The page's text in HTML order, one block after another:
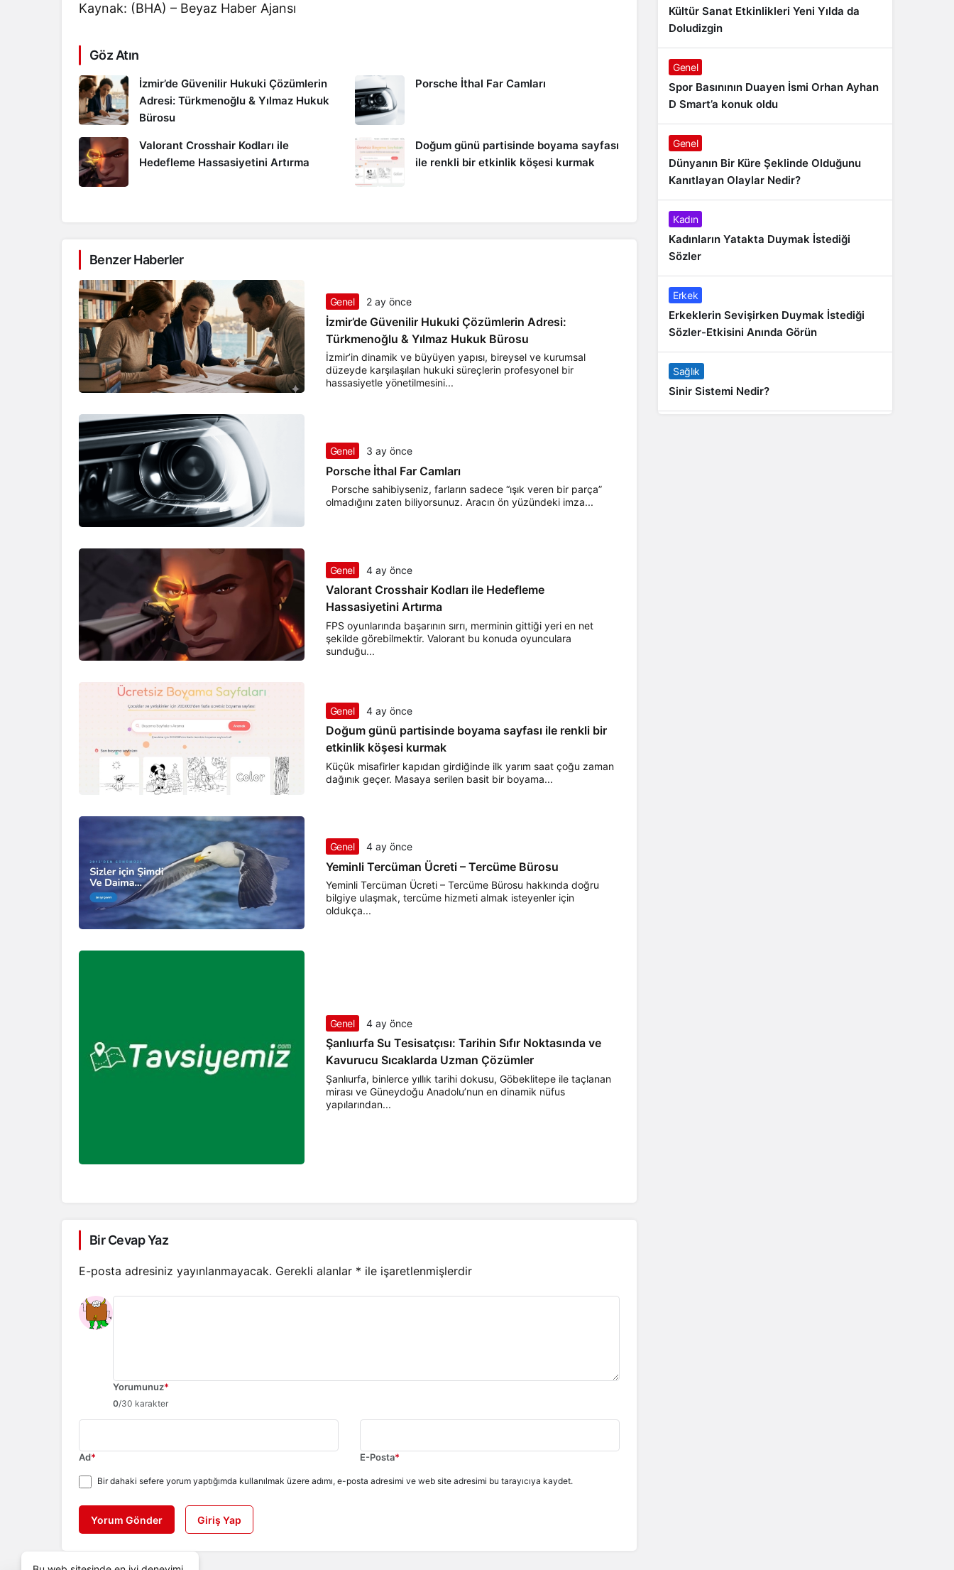
Kaynak: (BHA) – Beyaz Haber Ajansı
Göz Atın
İzmir’de Güvenilir Hukuki Çözümlerin
Adresi: Türkmenoğlu & Yılmaz Hukuk
Bürosu
Porsche İthal Far Camları
Valorant Crosshair Kodları ile
Hedefleme Hassasiyetini Artırma
Doğum günü partisinde boyama sayfası
ile renkli bir etkinlik köşesi kurmak
Benzer Haberler
Genel 2 ay önce
İzmir’de Güvenilir Hukuki Çözümlerin Adresi:
Türkmenoğlu & Yılmaz Hukuk Bürosu
İzmir’in dinamik ve büyüyen yapısı, bireysel ve kurumsal
düzeyde karşılaşılan hukuki süreçlerin profesyonel bir
hassasiyetle yönetilmesini...
Genel 3 ay önce
Porsche İthal Far Camları
Porsche sahibiyseniz, farların sadece “ışık veren bir parça”
olmadığını zaten biliyorsunuz. Aracın ön yüzündeki imza...
Genel 4 ay önce
Valorant Crosshair Kodları ile Hedefleme
Hassasiyetini Artırma
FPS oyunlarında başarının sırrı, merminin gittiği yeri en net
şekilde görebilmektir. Valorant bu konuda oyunculara
sunduğu...
Genel 4 ay önce
Doğum günü partisinde boyama sayfası ile renkli bir
etkinlik köşesi kurmak
Küçük misafirler kapıdan girdiğinde ilk yarım saat çoğu zaman
dağınık geçer. Masaya serilen basit bir boyama...
Genel 4 ay önce
Yeminli Tercüman Ücreti – Tercüme Bürosu
Yeminli Tercüman Ücreti – Tercüme Bürosu hakkında doğru
bilgiye ulaşmak, tercüme hizmeti almak isteyenler için
oldukça...
Genel 4 ay önce
Şanlıurfa Su Tesisatçısı: Tarihin Sıfır Noktasında ve
Kavurucu Sıcaklarda Uzman Çözümler
Şanlıurfa, binlerce yıllık tarihi dokusu, Göbeklitepe ile taçlanan
mirası ve Güneydoğu Anadolu’nun en dinamik nüfus
yapılarından...
Bir Cevap Yaz
E-posta adresiniz yayınlanmayacak. Gerekli alanlar * ile işaretlenmişlerdir
Yorumunuz*
0/30 karakter
Ad* E-Posta*
Bir dahaki sefere yorum yaptığımda kullanılmak üzere adımı, e-posta adresimi ve web site adresimi bu tarayıcıya kaydet.
Yorum Gönder Giriş Yap
Kültür Sanat Etkinlikleri Yeni Yılda da
Doludizgin
Genel
Spor Basınının Duayen İsmi Orhan Ayhan
D Smart’a konuk oldu
Genel
Dünyanın Bir Küre Şeklinde Olduğunu
Kanıtlayan Olaylar Nedir?
Kadın
Kadınların Yatakta Duymak İstediği
Sözler
Erkek
Erkeklerin Sevişirken Duymak İstediği
Sözler-Etkisini Anında Görün
Sağlık
Sinir Sistemi Nedir?